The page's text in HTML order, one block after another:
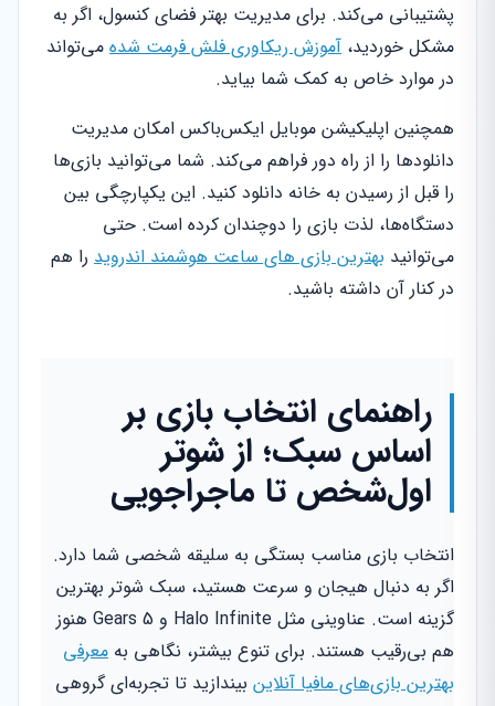
پشتیبانی می‌کند. برای مدیریت بهتر فضای کنسول، اگر به
مشکل خوردید، آموزش ریکاوری فلش فرمت شده می‌تواند
در موارد خاص به کمک شما بیاید.
همچنین اپلیکیشن موبایل ایکس‌باکس امکان مدیریت
دانلودها را از راه دور فراهم می‌کند. شما می‌توانید بازی‌ها
را قبل از رسیدن به خانه دانلود کنید. این یکپارچگی بین
دستگاه‌ها، لذت بازی را دوچندان کرده است. حتی
می‌توانید بهترین بازی های ساعت هوشمند اندروید را هم
در کنار آن داشته باشید.
راهنمای انتخاب بازی بر
اساس سبک؛ از شوتر
اول‌شخص تا ماجراجویی
انتخاب بازی مناسب بستگی به سلیقه شخصی شما دارد.
اگر به دنبال هیجان و سرعت هستید، سبک شوتر بهترین
گزینه است. عناوینی مثل Halo Infinite و Gears 5 هنوز
هم بی‌رقیب هستند. برای تنوع بیشتر، نگاهی به معرفی
بهترین بازی‌های مافیا آنلاین بیندازید تا تجربه‌ای گروهی